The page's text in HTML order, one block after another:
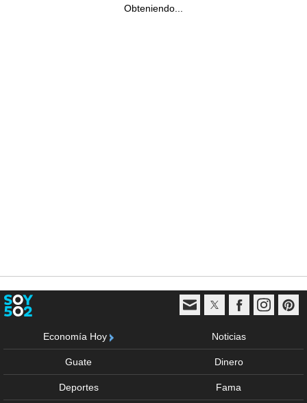
Obteniendo...
Economía Hoy Noticias
Guate Dinero
Deportes Fama